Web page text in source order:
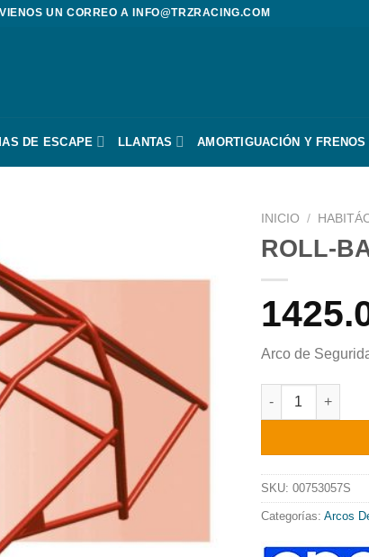
UN CORREO A INFO@TRZRACING.COM
DE ESCAPE LLANTAS AMORTIGUACIÓN Y FRENOS
INICIO /
ROLL-
Arco de
ROLL-BAR
SKU: 00753057S
Categorías: Arcos